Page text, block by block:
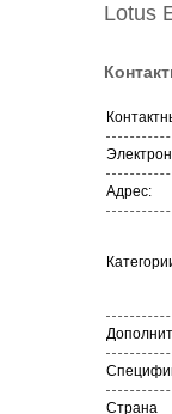
Lotus
Адрес:
Страна